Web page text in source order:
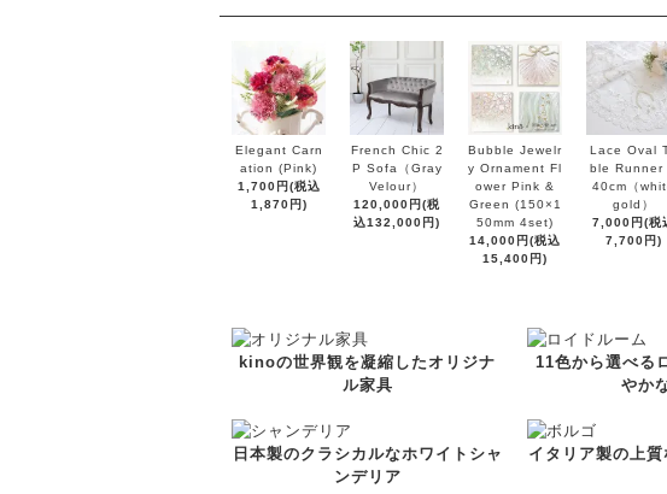
Elegant Carn
ation (Pink)
1,700円(税込
1,870円)
French Chic 2
P Sofa（Gray
Velour）
120,000円(税
込132,000円)
Bubble Jewelr
y Ornament Fl
ower Pink &
Green (150×1
50mm 4set)
14,000円(税込
15,400円)
Lace Oval
ble Runner
40cm（
gold）
7,000円(税
7,700円)
kinoの世界観を凝縮したオリジナ
ル家具
11色から選べる
やか
日本製のクラシカルなホワイトシャ
ンデリア
イタリア製の上